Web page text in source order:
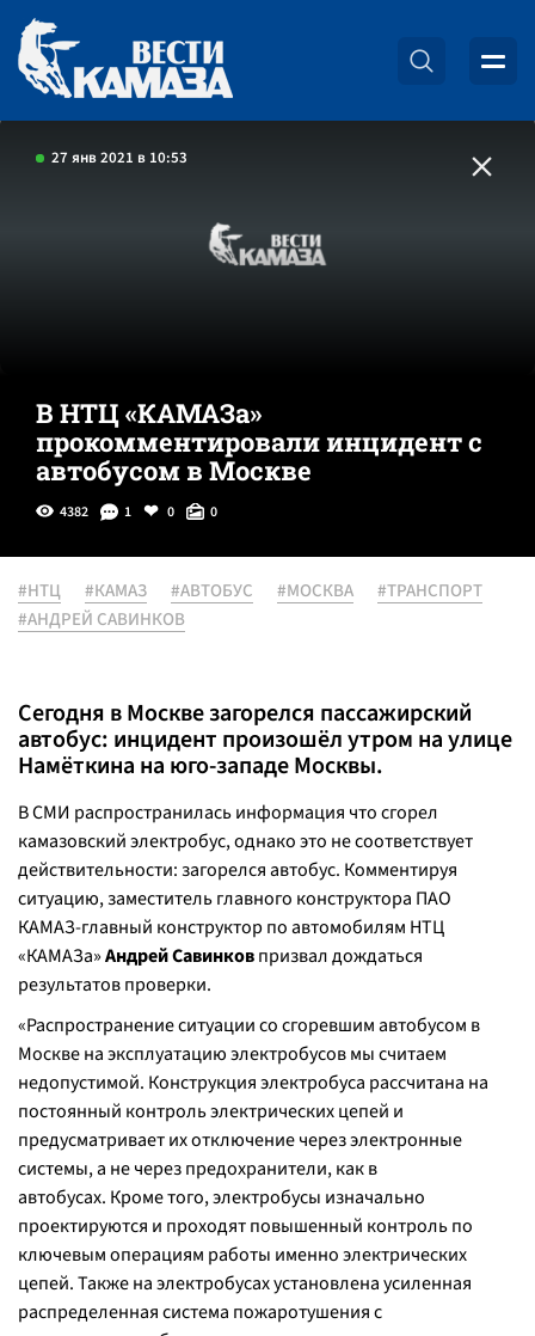
27 янв 2021 в 10:53
В НТЦ «КАМАЗа»
прокомментировали инцидент с
автобусом в Москве
4382 1 0 0
#НТЦ #КАМАЗ #АВТОБУС #МОСКВА
#ТРАНСПОРТ
#АНДРЕЙ САВИНКОВ
Сегодня в Москве загорелся пассажирский
автобус: инцидент произошёл утром на улице
Намёткина на юго-западе Москвы.
В СМИ распространилась информация что сгорел
камазовский электробус, однако это не соответствует
действительности: загорелся автобус. Комментируя
ситуацию, заместитель главного конструктора ПАО
КАМАЗ-главный конструктор по автомобилям НТЦ
«КАМАЗа»Андрей Савинковпризвал дождаться
результатов проверки.
«Распространение ситуации со сгоревшим автобусом в
Москве на эксплуатацию электробусов мы считаем
недопустимой. Конструкция электробуса рассчитана на
постоянный контроль электрических цепей и
предусматривает их отключение через электронные
системы, а не через предохранители, как в
автобусах. Кроме того, электробусы изначально
проектируются и проходят повышенный контроль по
ключевым операциям работы именно электрических
цепей.Также на электробусах установлена усиленная
распределенная система пожаротушения с